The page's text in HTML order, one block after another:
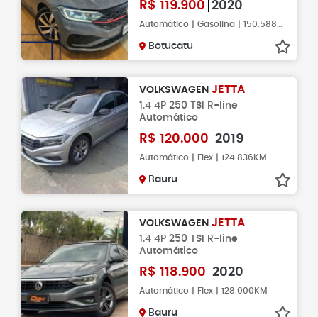
R$ 119.900 2020
Botucatu
VOLKSWAGEN JETTA
1.4 4P 250 TSI R-line
Automático
R$ 120.000 2019
Automático | Flex | 124.836KM
Bauru
VOLKSWAGEN JETTA
1.4 4P 250 TSI R-line
Automático
R$ 118.900 2020
Automático | Flex | 128.000KM
Bauru